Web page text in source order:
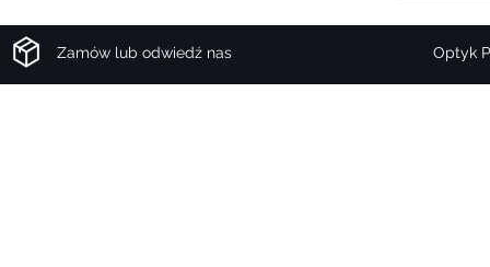
Zamów lub odwiedź nas Optyk